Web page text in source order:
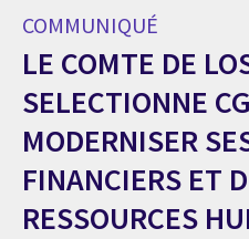
COMMUNIQUÉ
LE COMTE DE
SELECTIONNE
MODERNISER
FINANCIERS ET
RESSOURCES